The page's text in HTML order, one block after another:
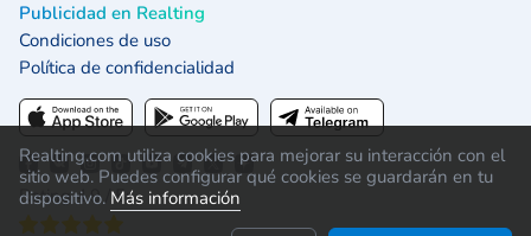
Realting.com utiliza cookies para mejorar su interacción con el
sitio web. Puedes configurar qué cookies se guardarán en tu
dispositivo. Más información
Publicidad en Realting
Condiciones de uso
Política de confidencialidad
Rating 4.9 / 5: